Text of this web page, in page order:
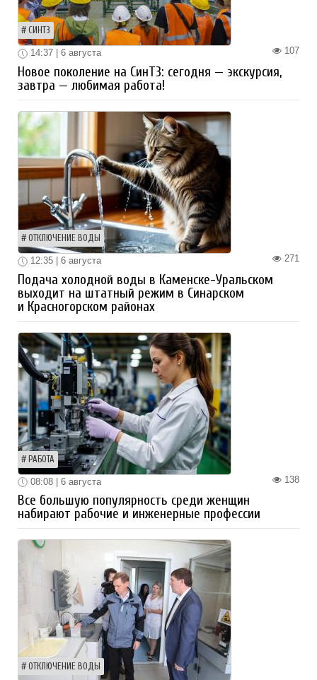
СИНТЗ
107
14:37 | 6 августа
Новое поколение на СинТЗ: сегодня — экскурсия,
завтра — любимая работа!
ОТКЛЮЧЕНИЕ ВОДЫ
271
12:35 | 6 августа
Подача холодной воды в Каменске-Уральском
выходит на штатный режим в Синарском
и Красногорском районах
РАБОТА
138
08:08 | 6 августа
Все большую популярность среди женщин
набирают рабочие и инженерные профессии
ОТКЛЮЧЕНИЕ ВОДЫ